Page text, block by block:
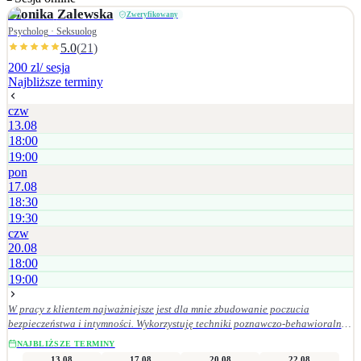
Monika Zalewska Zweryfikowany
Psycholog · Seksuolog
5.0(21)
200 zl/ sesja
Najbliższe terminy
czw
13.08
18:00
19:00
pon
17.08
18:30
19:30
czw
20.08
18:00
19:00
W pracy z klientem najważniejsze jest dla mnie zbudowanie poczucia
bezpieczeństwa i intymności. Wykorzystuję techniki poznawczo-behawioralne,
podejście skoncentrowane na rozwiązaniach (TSR), polegające na
NAJBLIŻSZE TERMINY